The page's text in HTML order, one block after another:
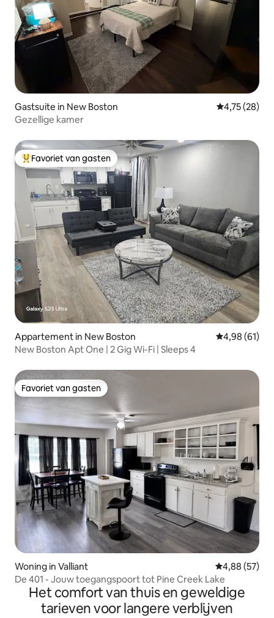
Gastsuite in New Boston Gemiddelde
4,75 (28)
Gezellige kamer
Topfavoriet van gasten
Favoriet van gasten
Appartement in New Boston Gemiddelde
4,98 (61)
New Boston Apt One | 2 Gig Wi-Fi | Sleeps 4
Favoriet van gasten
Favoriet van gasten
Woning in Valliant Gemiddelde
4,88 (57)
De 401 - Jouw toegangspoort tot Pine Creek Lake
Het comfort van thuis en geweldige
tarieven voor langere verblijven